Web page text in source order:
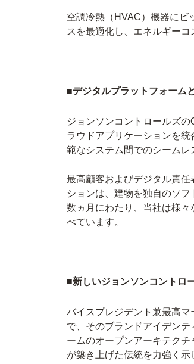
空調冷熱（HVAC）機器にビ
スを最適化し、エネルギーコ
■デジタルプラットフォーム
ジョンソンコントロールズ
ラウドアプリケーションを
範なシステム間でのシームレ
最高顧客およびデジタル責
ションは、建物を独自のソ
数ヵ月にわたり、当社は様
べています。
■新しいジョンソンコントロ
バイスプレジデント兼最高
で、そのブランドアイデン
ームのオープンアーキテク
が築き上げた伝統を力強く示